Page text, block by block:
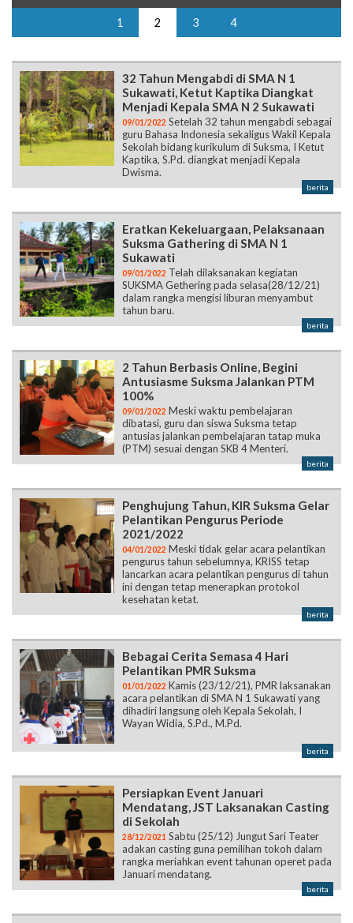
1 2 3 4
32 Tahun Mengabdi di SMA N 1
Sukawati, Ketut Kaptika Diangkat
Menjadi Kepala SMA N 2 Sukawati
09/01/2022 Setelah 32 tahun mengabdi sebagai
guru Bahasa Indonesia sekaligus Wakil Kepala
Sekolah bidang kurikulum di Suksma, I Ketut
Kaptika, S.Pd. diangkat menjadi Kepala
Dwisma.
berita
Eratkan Kekeluargaan, Pelaksanaan
Suksma Gathering di SMA N 1
Sukawati
09/01/2022 Telah dilaksanakan kegiatan
SUKSMA Gethering pada selasa(28/12/21)
dalam rangka mengisi liburan menyambut
tahun baru.
berita
2 Tahun Berbasis Online, Begini
Antusiasme Suksma Jalankan PTM
100%
09/01/2022 Meski waktu pembelajaran
dibatasi, guru dan siswa Suksma tetap
antusias jalankan pembelajaran tatap muka
(PTM) sesuai dengan SKB 4 Menteri.
berita
Penghujung Tahun, KIR Suksma Gelar
Pelantikan Pengurus Periode
2021/2022
04/01/2022 Meski tidak gelar acara pelantikan
pengurus tahun sebelumnya, KRISS tetap
lancarkan acara pelantikan pengurus di tahun
ini dengan tetap menerapkan protokol
kesehatan ketat.
berita
Bebagai Cerita Semasa 4 Hari
Pelantikan PMR Suksma
01/01/2022 Kamis (23/12/21), PMR laksanakan
acara pelantikan di SMA N 1 Sukawati yang
dihadiri langsung oleh Kepala Sekolah, I
Wayan Widia, S.Pd., M.Pd.
berita
Persiapkan Event Januari
Mendatang, JST Laksanakan Casting
di Sekolah
28/12/2021 Sabtu (25/12) Jungut Sari Teater
adakan casting guna pemilihan tokoh dalam
rangka meriahkan event tahunan operet pada
Januari mendatang.
berita